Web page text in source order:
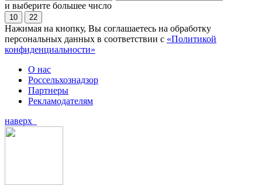
и выберите большее число
10 22
Нажимая на кнопку, Вы соглашаетесь на обработку
персональных данных в соответствии с «Политикой
конфиденциальности»
О нас
Россельхознадзор
Партнеры
Рекламодателям
наверх